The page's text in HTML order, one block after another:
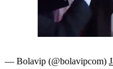
— Bolavip (@bolavipcom)